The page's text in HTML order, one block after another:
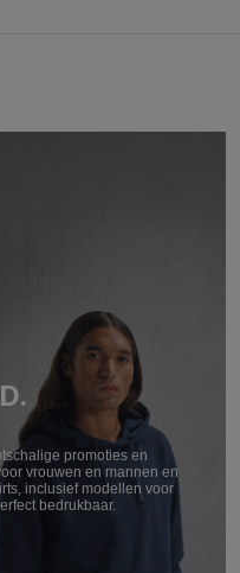
promoties en
vrouwen en mannen en
inclusief modellen voor
bedrukbaar.